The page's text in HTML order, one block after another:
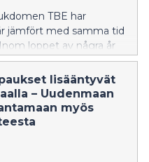
TBE har
jämfört med samma tid
loppet av några år
i östnyländska
om tämligen få fall
personer i Nyland av
finns i Nyland.
lisääntyvät
– Uudenmaan
myös